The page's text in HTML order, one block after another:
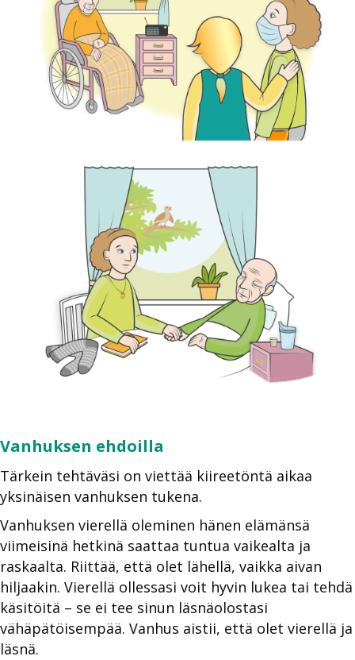
Vanhuksen ehdoilla
Tärkein tehtäväsi on viettää kiireetöntä aikaa
yksinäisen vanhuksen tukena.
Vanhuksen vierellä oleminen hänen elämänsä
viimeisinä hetkinä saattaa tuntua vaikealta ja
raskaalta. Riittää, että olet lähellä, vaikka aivan
hiljaakin. Vierellä ollessasi voit hyvin lukea tai tehdä
käsitöitä – se ei tee sinun läsnäolostasi
vähäpätöisempää. Vanhus aistii, että olet vierellä ja
läsnä.